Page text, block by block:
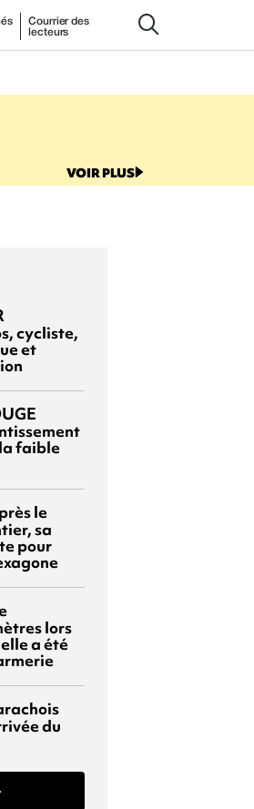
Courrier des
lecteurs
VOIR PLUS
cycliste,
et
faible
le
sa
pour
lors
a été
du